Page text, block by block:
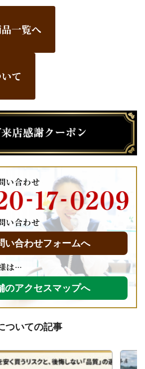
一覧へ
て
い合わせ
い合わせ
い合わせフォームへ
は…
のアクセスマップへ
ついての記事